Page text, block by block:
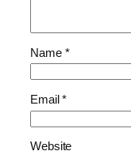
Name *
Email*
Website